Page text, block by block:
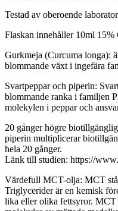
Testad av oberoende
Flaskan innehåller 10ml
Gurkmeja (Curcuma longa):
blommande växt i ingefära
Svartpeppar och piperin:
blommande ranka i familjen
molekylen i peppar och
20 gånger högre
piperin multiplicerar
hela 20 gånger.
Länk till studien: https://
Värdefull MCT-olja: MCT
Triglycerider är en kemisk
lika eller olika fettsyror.